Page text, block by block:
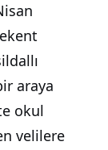
araya
okul
velilere